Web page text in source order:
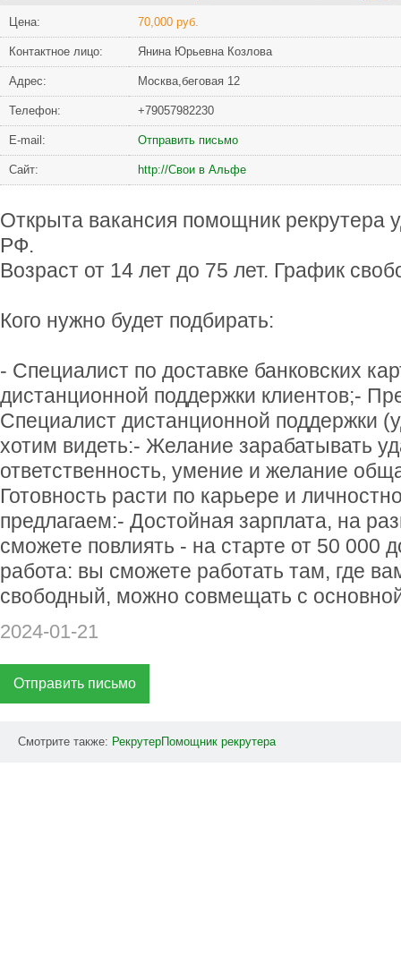
Цена: 70,000 руб.
Контактное лицо: Янина Юрьевна Козлова
Адрес: Москва,беговая 12
Телефон: +79057982230
Е-mail: Отправить письмо
Сайт: http://Свои в Альфе
Открыта вакансия помощник рекрутера
РФ.
Возраст от 14 лет до 75 лет. График
Кого нужно будет подбирать:
- Специалист по доставке банковских
дистанционной поддержки клиентов;-
Специалист дистанционной поддержки
хотим видеть:- Желание зарабатывать
ответственность, умение и желание
Готовность расти по карьере и
предлагаем:- Достойная зарплата, на
сможете повлиять - на старте от 50 000
работа: вы сможете работать там, где
свободный, можно совмещать с
2024-01-21
Отправить письмо
Смотрите также: РекрутерПомощник рекрутера